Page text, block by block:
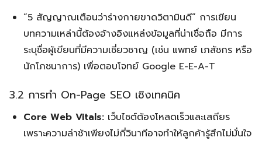
“5 สัญญาณเตือนว่าร่างกายขาดวิตามินดี” การเขียน
บทความเหล่านี้ต้องอ้างอิงแหล่งข้อมูลที่น่าเชื่อถือ มีการ
ระบุชื่อผู้เขียนที่มีความเชี่ยวชาญ (เช่น แพทย์ เภสัชกร หรือ
นักโภชนาการ) เพื่อตอบโจทย์ Google E-E-A-T
3.2 การทำ On-Page SEO เชิงเทคนิค
Core Web Vitals: เว็บไซต์ต้องโหลดเร็วและเสถียร
เพราะความล่าช้าเพียงไม่กี่วินาทีอาจทำให้ลูกค้ารู้สึกไม่มั่นใจ